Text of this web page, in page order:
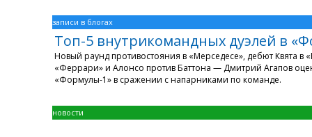
записи в блогах
Топ-5 внутрикомандных дуэлей в
Новый раунд противостояния в «Мерседесе», дебют Квята в
«Феррари» и Алонсо против Баттона — Дмитрий Агапов
«Формулы-1» в сражении с напарниками по команде.
новости